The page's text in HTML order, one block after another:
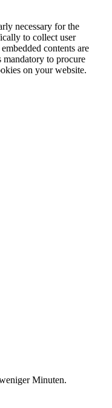
necessary for the
to collect user
contents are
mandatory to procure
on your website.
Minuten.